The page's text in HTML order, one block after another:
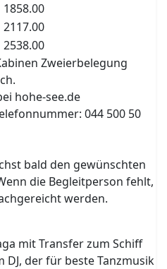
1858.00
2117.00
2538.00
Zweierbelegung
hohe-see.de
044 500 50
bald den gewünschten
die Begleitperson fehlt,
werden.
mit Transfer zum Schiff
DJ, der für beste Tanzmusik